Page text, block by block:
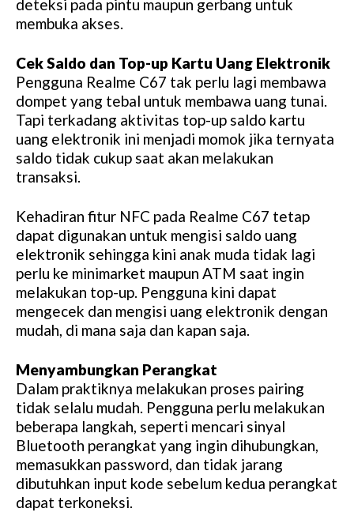
deteksi pada pintu maupun gerbang untuk
membuka akses.
Cek Saldo dan Top-up Kartu Uang Elektronik
Pengguna Realme C67 tak perlu lagi membawa
dompet yang tebal untuk membawa uang tunai.
Tapi terkadang aktivitas top-up saldo kartu
uang elektronik ini menjadi momok jika ternyata
saldo tidak cukup saat akan melakukan
transaksi.
Kehadiran fitur NFC pada Realme C67 tetap
dapat digunakan untuk mengisi saldo uang
elektronik sehingga kini anak muda tidak lagi
perlu ke minimarket maupun ATM saat ingin
melakukan top-up. Pengguna kini dapat
mengecek dan mengisi uang elektronik dengan
mudah, di mana saja dan kapan saja.
Menyambungkan Perangkat
Dalam praktiknya melakukan proses pairing
tidak selalu mudah. Pengguna perlu melakukan
beberapa langkah, seperti mencari sinyal
Bluetooth perangkat yang ingin dihubungkan,
memasukkan password, dan tidak jarang
dibutuhkan input kode sebelum kedua perangkat
dapat terkoneksi.